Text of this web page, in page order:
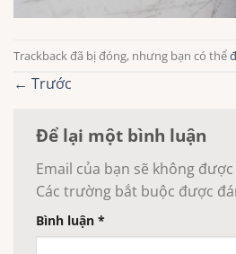
Trackback đã bị đóng, nhưng bạn có thể
← Trước
Để lại một bình luận
Email của bạn sẽ không
Các trường bắt buộc được
Bình luận *